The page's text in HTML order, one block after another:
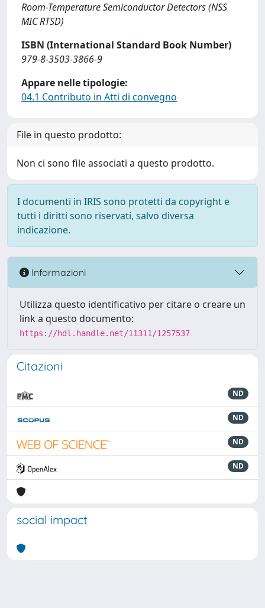
Room-Temperature Semiconductor Detectors (NSS
MIC RTSD)
ISBN (International Standard Book Number)
979-8-3503-3866-9
Appare nelle tipologie:
04.1 Contributo in Atti di convegno
File in questo prodotto:
Non ci sono file associati a questo prodotto.
I documenti in IRIS sono protetti da copyright e
tutti i diritti sono riservati, salvo diversa
indicazione.
Informazioni
Utilizza questo identificativo per citare o creare un
link a questo documento:
https://hdl.handle.net/11311/1257537
Citazioni
ND
ND
ND
ND
social impact